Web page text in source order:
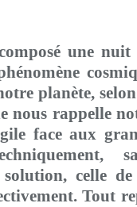
une nuit
planète,
nous rappelle
face aux
solution, celle
Tout